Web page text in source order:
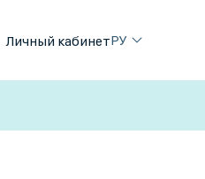
Личный кабинетРУ